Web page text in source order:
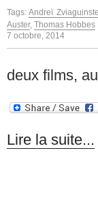
Tags:Andreï
Auster, Thomas Hobbes
7 octobre, 2014
deux films,
Lire la suite...